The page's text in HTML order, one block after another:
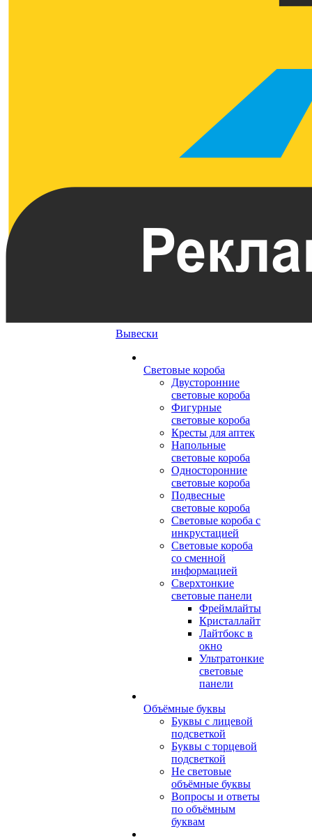
Вывески
Световые короба
Двусторонние
световые короба
Фигурные
световые короба
Кресты для аптек
Напольные
световые короба
Односторонние
световые короба
Подвесные
световые короба
Световые короба с
инкрустацией
Световые короба
со сменной
информацией
Сверхтонкие
световые панели
Фреймлайты
Кристаллайт
Лайтбокс в
окно
Ультратонкие
световые
панели
Объёмные буквы
Буквы с лицевой
подсветкой
Буквы с торцевой
подсветкой
Не световые
объёмные буквы
Вопросы и ответы
по объёмным
буквам